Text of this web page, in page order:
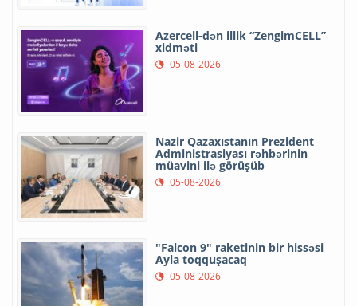
Azercell-dən illik “ZengimCELL”
xidməti
05-08-2026
Nazir Qazaxıstanın Prezident
Administrasiyası rəhbərinin
müavini ilə görüşüb
05-08-2026
"Falcon 9" raketinin bir hissəsi
Ayla toqquşacaq
05-08-2026